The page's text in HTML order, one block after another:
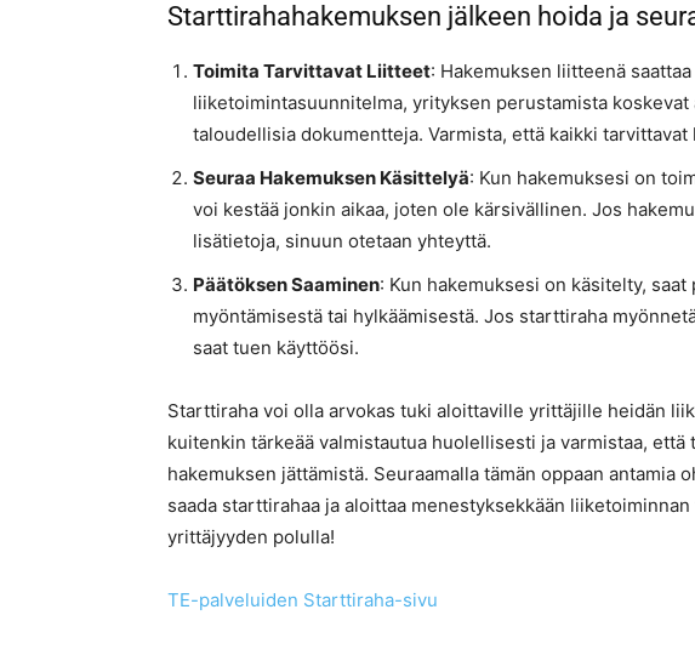
Starttirahahakemuksen jälkeen hoida ja
Toimita Tarvittavat Liitteet: Hakemuksen liitteenä
liiketoimintasuunnitelma, yrityksen perustamista
taloudellisia dokumentteja. Varmista, että kaikki
Seuraa Hakemuksen Käsittelyä: Kun hakemuksesi on
voi kestää jonkin aikaa, joten ole kärsivällinen. Jos
lisätietoja, sinuun otetaan yhteyttä.
Päätöksen Saaminen: Kun hakemuksesi on käsitelty,
myöntämisestä tai hylkäämisestä. Jos starttiraha
saat tuen käyttöösi.
Starttiraha voi olla arvokas tuki aloittaville yrittäjille heidän
kuitenkin tärkeää valmistautua huolellisesti ja varmistaa, että
hakemuksen jättämistä. Seuraamalla tämän oppaan antamia
saada starttirahaa ja aloittaa menestyksekkään
yrittäjyyden polulla!
TE-palveluiden Starttiraha-sivu